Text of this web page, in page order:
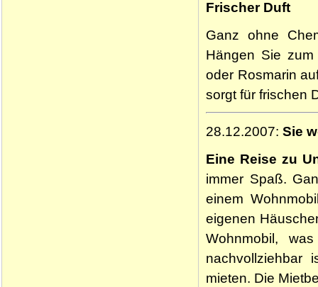
Frischer Duft
Ganz ohne
Hängen Sie
oder Rosmarin
sorgt für frischen
28.12.2007: Sie
Eine Reise zu
immer Spaß.
einem
eigenen
Wohnmobil,
nachvollziehbar
mieten. Die